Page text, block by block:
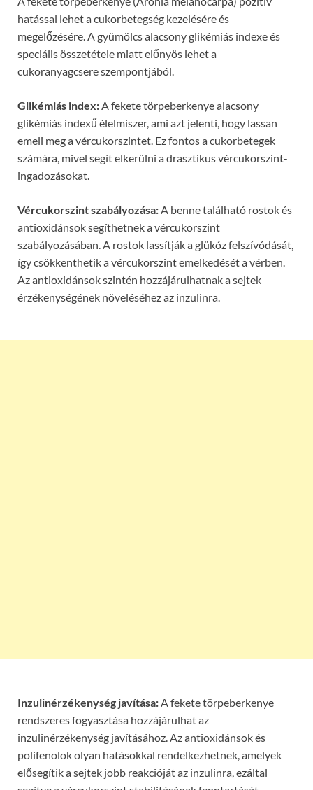
hatással lehet a cukorbetegség kezelésére és
megelőzésére. A gyümölcs alacsony glikémiás indexe és
speciális összetétele miatt előnyös lehet a
cukoranyagcsere szempontjából.
Glikémiás index:A fekete törpeberkenye alacsony
glikémiás indexű élelmiszer, ami azt jelenti, hogy lassan
emeli meg a vércukorszintet. Ez fontos a cukorbetegek
számára, mivel segít elkerülni a drasztikus vércukorszint-
ingadozásokat.
Vércukorszint szabályozása:A benne található rostok és
antioxidánsok segíthetnek a vércukorszint
szabályozásában. A rostok lassítják a glükóz felszívódását,
így csökkenthetik a vércukorszint emelkedését a vérben.
Az antioxidánsok szintén hozzájárulhatnak a sejtek
érzékenységének növeléséhez az inzulinra.
Inzulinérzékenység javítása:A fekete törpeberkenye
rendszeres fogyasztása hozzájárulhat az
inzulinérzékenység javításához. Az antioxidánsok és
polifenolok olyan hatásokkal rendelkezhetnek, amelyek
elősegítik a sejtek jobb reakcióját az inzulinra, ezáltal